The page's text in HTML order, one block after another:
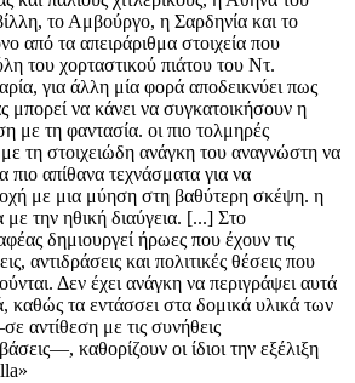
το Αμβούργο, η Σαρδηνία και το
από τα απειράριθμα στοιχεία που
του χορταστικού πιάτου του Ντ.
για άλλη μία φορά αποδεικνύει πως
μπορεί να κάνει να συγκατοικήσουν η
με τη φαντασία. οι πιο τολμηρές
με τη στοιχειώδη ανάγκη του αναγνώστη να
πιο απίθανα τεχνάσματα για να
με μια μύηση στη βαθύτερη σκέψη. η
με την ηθική διαύγεια. [...] Στο
δημιουργεί ήρωες που έχουν τις
αντιδράσεις και πολιτικές θέσεις που
Δεν έχει ανάγκη να περιγράψει αυτά
καθώς τα εντάσσει στα δομικά υλικά των
αντίθεση με τις συνήθεις
καθορίζουν οι ίδιοι την εξέλιξη